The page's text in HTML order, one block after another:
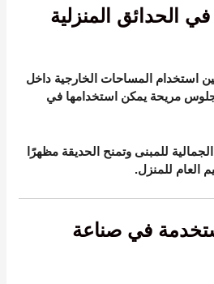
الحدائق المنزلية
استخدام المساحات الخارجية داخل
جلوس مريحة يمكن استخدامها في
للمبنى وتمنح الحديقة مظهرًا
العام للمنزل.
في صناعة